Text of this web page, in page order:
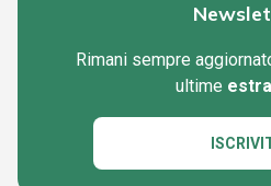
Rimani sempre
ultime